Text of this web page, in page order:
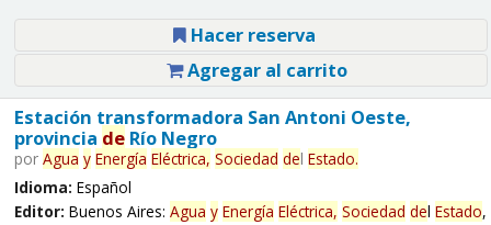
Hacer reserva
Agregar al carrito
Estación transformadora San Antoni Oeste,
provincia deRío Negro
por Agua y Energía Eléctrica, Sociedad del Estado.
Idioma: Español
Editor: Buenos Aires: Agua y Energía Eléctrica, Sociedad del Estado,